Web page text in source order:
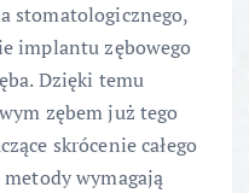
stomatologicznego,
implantu zębowego
Dzięki temu
zębem już tego
skrócenie całego
wymagają